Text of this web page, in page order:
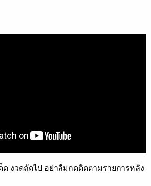
ด งวดถัดไป อย่าลืมกดติดตามรายการหลัง